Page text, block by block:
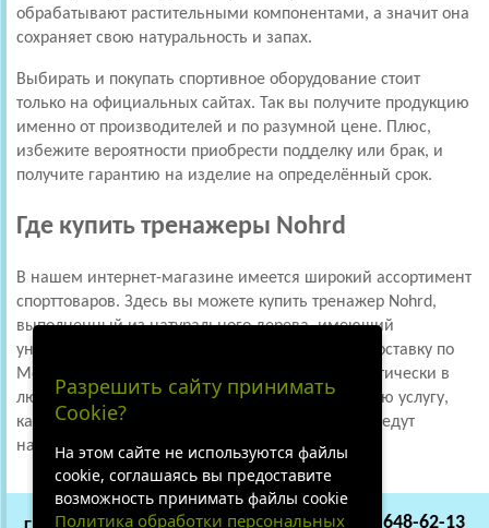
обрабатывают растительными компонентами, а значит она
сохраняет свою натуральность и запах.
Выбирать и покупать спортивное оборудование стоит
только на официальных сайтах. Так вы получите продукцию
именно от производителей и по разумной цене. Плюс,
избежите вероятности приобрести подделку или брак, и
получите гарантию на изделие на определённый срок.
Где купить тренажеры Nohrd
В нашем интернет-магазине имеется широкий ассортимент
спорттоваров. Здесь вы можете купить тренажер Nohrd,
выполненный из натурального дерева, имеющий
уникальный дизайн. Мы обеспечим быструю доставку по
Москве и области. Отправим вашу покупку практически в
любой город России. Также мы предлагаем такую услугу,
как сборка оборудования на дому, которую проведут
настоящие профессионалы.
+7 (495) 648-62-13
Разрешить сайту принимать
Cookie?
На этом сайте не используются файлы
cookie, соглашаясь вы предоставите
возможность принимать файлы cookie
Политика обработки персональных